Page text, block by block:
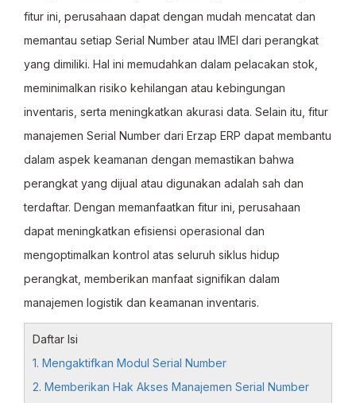
fitur ini, perusahaan dapat dengan mudah mencatat dan
memantau setiap Serial Number atau IMEI dari perangkat
yang dimiliki. Hal ini memudahkan dalam pelacakan stok,
meminimalkan risiko kehilangan atau kebingungan
inventaris, serta meningkatkan akurasi data. Selain itu, fitur
manajemen Serial Number dari Erzap ERP dapat membantu
dalam aspek keamanan dengan memastikan bahwa
perangkat yang dijual atau digunakan adalah sah dan
terdaftar. Dengan memanfaatkan fitur ini, perusahaan
dapat meningkatkan efisiensi operasional dan
mengoptimalkan kontrol atas seluruh siklus hidup
perangkat, memberikan manfaat signifikan dalam
manajemen logistik dan keamanan inventaris.
Daftar Isi
1. Mengaktifkan Modul Serial Number
2. Memberikan Hak Akses Manajemen Serial Number